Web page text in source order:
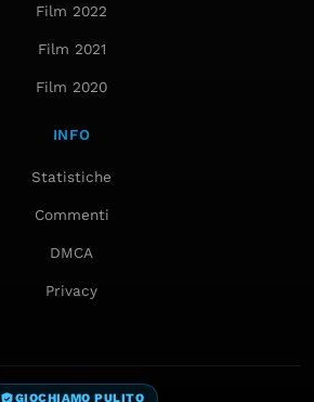
Film 2022
Film 2021
Film 2020
INFO
Statistiche
Commenti
DMCA
Privacy
GIOCHIAMO PULITO